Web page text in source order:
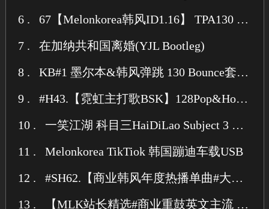
6 .
67【Melonkorea韩风ID1.16】 TPA130 Bounce HOUSE Pack 80首+丨江南韩TpaFriends 试听
7 .
在加纳共和国离婚(YJL Bootleg)
8 .
KB#1 墨尔本&韩风弹跳 130 Bounce套曲 经典Mix
9 .
#H43.【霓虹主打歌BSK】128Pop&HouseBounce 70首 点位 中英韩人气主流 弹跳歌路MLK独家共鸣
10 .
一笑江湖 科目三HaiDiLao Subject 3 Tiktok dance (TWINTIGERZ REMIX)
11 .
Melonkorea TikTiok 韩国蹦迪车载USB
12 .
#SH62.【商业韩风年度热播单曲#大合集】 BPM140KBounce#最新纯英文 Pack 160首#MLK强推合集 试听11.29
13 .
【MLK站长精选#商业重鼓英文主流 3-22】140 BOUNCE&Techno 高质量纯英文单曲90首PACK【强推】